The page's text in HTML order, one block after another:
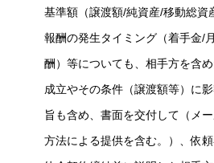
基準額（譲渡額/純資産/移動総資
報酬の発生タイミング（着手金/
酬）等についても、相手方を含
成立やその条件（譲渡額等）に
旨も含め、書面を交付して（メ
方法による提供を含む。）、依頼